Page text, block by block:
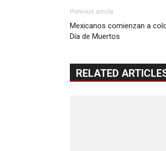
Previous article
Mexicanos comienzan a
Día de Muertos
RELATED